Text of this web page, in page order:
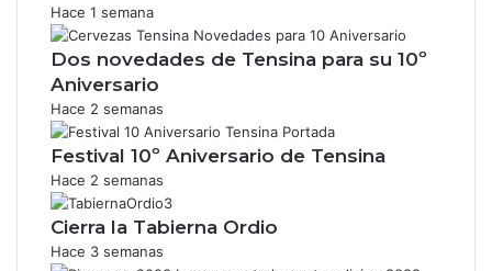
Hace 1 semana
Dos novedades de Tensina para su 10º
Aniversario
Hace 2 semanas
Festival 10º Aniversario de Tensina
Hace 2 semanas
Cierra la Tabierna Ordio
Hace 3 semanas